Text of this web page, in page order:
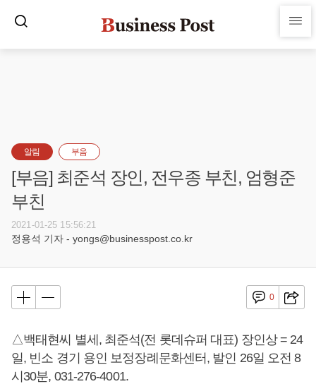
알림 부음
[부음] 최준석 장인, 전우종 부친, 엄형준
부친
2021-01-25 15:56:21
정용석 기자 - yongs@businesspost.co.kr
0
△백태현씨 별세, 최준석(전 롯데슈퍼 대표) 장인상 = 24
일, 빈소 경기 용인 보정장례문화센터, 발인 26일 오전 8
시30분, 031-276-4001.